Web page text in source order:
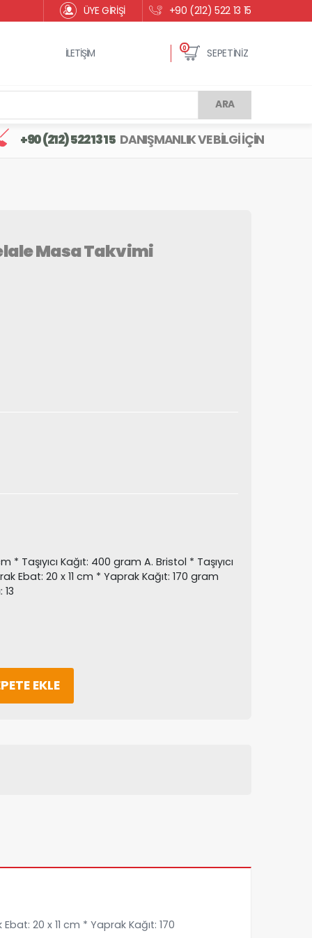
ÜYE GİRİŞİ +90 (212) 522 13 15
İLETİŞİM 0 SEPETİNİZ
ARA
+90 (212) 522 13 15 DANIŞMANLIK VE BİLGİ İÇİN
Masa Takvimi
* Taşıyıcı Kağıt: 400 gram A. Bristol * Taşıyıcı
Ebat: 20 x 11 cm * Yaprak Kağıt: 170 gram
EKLE
20 x 11 cm * Yaprak Kağıt: 170